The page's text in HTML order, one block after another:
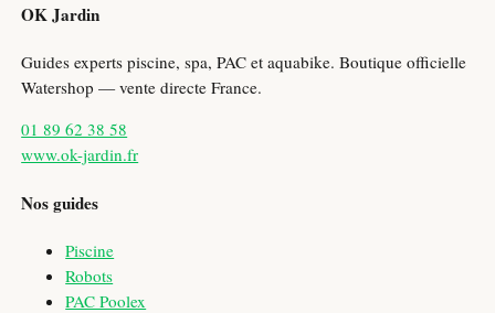
OK Jardin
Guides experts piscine, spa, PAC et aquabike. Boutique officielle
Watershop — vente directe France.
01 89 62 38 58
www.ok-jardin.fr
Nos guides
Piscine
Robots
PAC Poolex